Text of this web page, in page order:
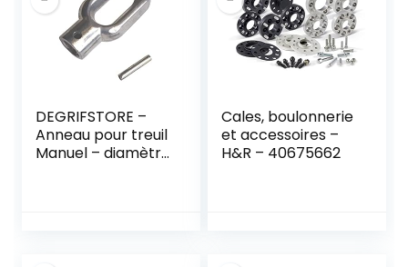
DEGRIFSTORE –
Anneau pour treuil
Manuel – diamètre
Cales, boulonnerie
et accessoires –
H&R – 40675662